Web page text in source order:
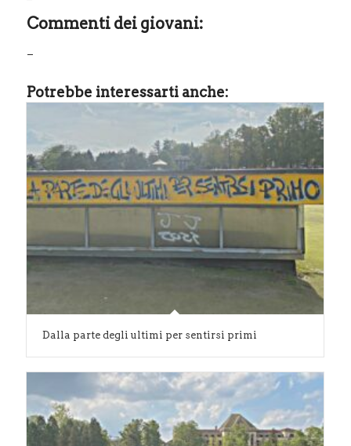
Commenti dei giovani:
–
Potrebbe interessarti anche:
Dalla parte degli ultimi per sentirsi primi